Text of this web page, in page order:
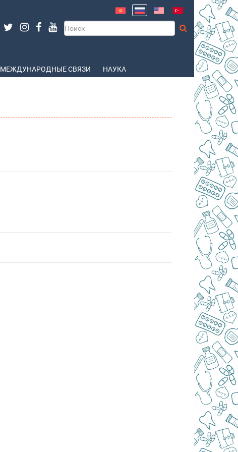
МЕЖДУНАРОДНЫЕ СВЯЗИ НАУКА